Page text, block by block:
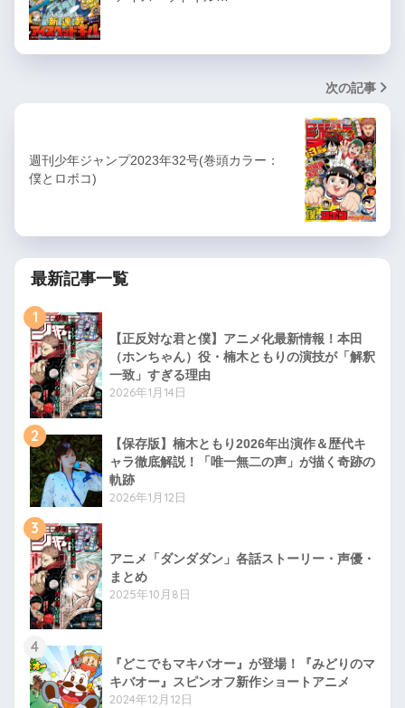
次の記事
週刊少年ジャンプ2023年32号(巻頭カラー：
僕とロボコ)
最新記事一覧
1
【正反対な君と僕】アニメ化最新情報！本田
（ホンちゃん）役・楠木ともりの演技が「解釈
一致」すぎる理由
2026年1月14日
2
【保存版】楠木ともり2026年出演作＆歴代キ
ャラ徹底解説！「唯一無二の声」が描く奇跡の
軌跡
2026年1月12日
3
アニメ「ダンダダン」各話ストーリー・声優・
まとめ
2025年10月8日
4
『どこでもマキバオー』が登場！『みどりのマ
キバオー』スピンオフ新作ショートアニメ
2024年12月12日